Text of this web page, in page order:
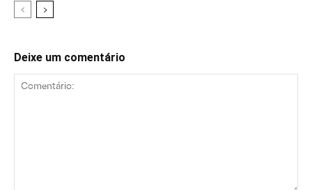
Deixe um comentário